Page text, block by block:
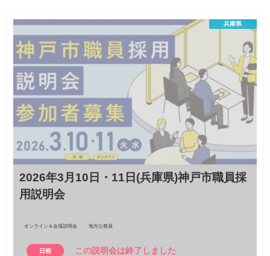
き方をご説明し、皆様からのご質問にもお答えします。 「消防士
の仕事ってどんなことをするの？」　「勤務体制はどうなってい
るの？」　「給与や休みはどのくらい？」など、気にな…
兵庫県
2026年3月10日・11日(兵庫県)神戸市職員採
用説明会
オンライン＆会場説明会 地方公務員
日程 この説明会は終了しました